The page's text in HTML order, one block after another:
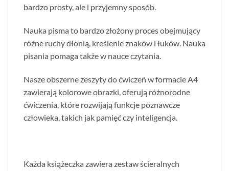
bardzo prosty, ale i przyjemny sposób.
Nauka pisma to bardzo złożony proces obejmujący
różne ruchy dłonią, kreślenie znaków i łuków. Nauka
pisania pomaga także w nauce czytania.
Nasze obszerne zeszyty do ćwiczeń w formacie A4
zawierają kolorowe obrazki, oferują różnorodne
ćwiczenia, które rozwijają funkcje poznawcze
człowieka, takich jak pamięć czy inteligencja.
Każda książeczka zawiera zestaw ścieralnych